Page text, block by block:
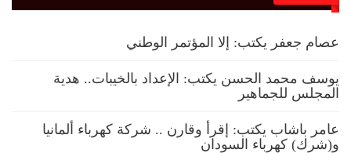
عصام جعفر يكتب: إلا المؤتمر الوطني
يوسف محمد الحسن يكتب: الإعداد بالخيبات.. هدية
المجلس للجماهير
عامر باشاب يكتب: إقرأ وقارن .. شركة كهرباء ألمانيا
و(شرك) كهرباء السودان